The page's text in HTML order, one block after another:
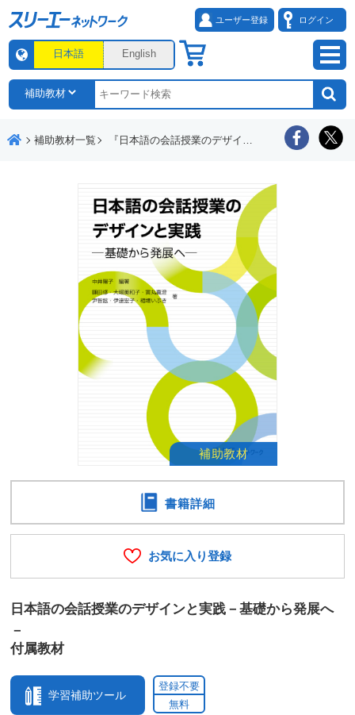
ユーザー登録 ログイン
日本語 English
補助教材一覧 『日本語の会話授業のデザインと実践－基礎から発展へ－』付属教材
日本語の会話授業のデザインと実践－基礎から発展へ
－
付属教材
学習補助ツール
登録不要
無料
書籍詳細
お気に入り登録